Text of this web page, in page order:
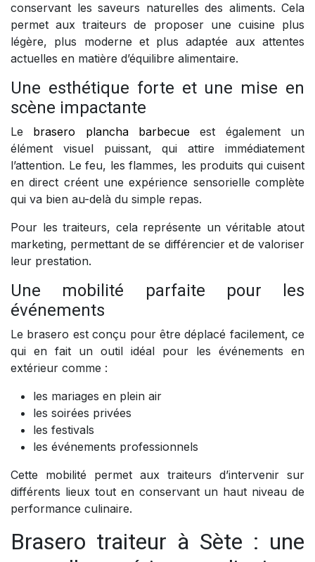
conservant les saveurs naturelles des aliments. Cela
permet aux traiteurs de proposer une cuisine plus
légère, plus moderne et plus adaptée aux attentes
actuelles en matière d’équilibre alimentaire.
Une esthétique forte et une mise en
scène impactante
Le brasero plancha barbecueest également un
élément visuel puissant, qui attire immédiatement
l’attention. Le feu, les flammes, les produits qui cuisent
en direct créent une expérience sensorielle complète
qui va bien au-delà du simple repas.
Pour les traiteurs, cela représente un véritable atout
marketing, permettant de se différencier et de valoriser
leur prestation.
Une mobilité parfaite pour les
événements
Le brasero est conçu pour être déplacé facilement, ce
qui en fait un outil idéal pour les événements en
extérieur comme :
les mariages en plein air
les soirées privées
les festivals
les événements professionnels
Cette mobilité permet aux traiteurs d’intervenir sur
différents lieux tout en conservant un haut niveau de
performance culinaire.
Brasero traiteur à Sète : une